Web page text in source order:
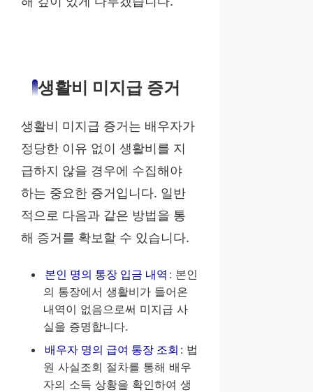
생활비 미지급 증거
생활비 미지급 증거는 배우자가
정당한 이유 없이 생활비를 지
급하지 않을 경우에 수집해야
하는 중요한 증거입니다. 일반
적으로 다음과 같은 방법을 통
해 증거를 확보할 수 있습니다.
본인 명의 통장 입금 내역 : 본인
의 통장에서 생활비가 들어온
내역이 없음으로써 미지급 사
실을 증명합니다.
배우자 명의 급여 통장 조회 : 법
원 사실조회 절차를 통해 배우
자의 소득 상황을 확인하여 생